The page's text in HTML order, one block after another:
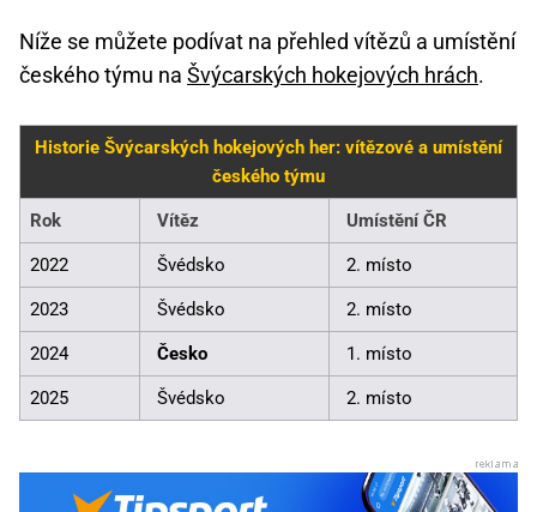
Níže se můžete podívat na přehled vítězů a umístění
českého týmu na Švýcarských hokejových hrách.
Historie Švýcarských hokejových her: vítězové a umístění
českého týmu
Rok Vítěz Umístění ČR
2022 Švédsko 2. místo
2023 Švédsko 2. místo
2024 Česko 1. místo
2025 Švédsko 2. místo